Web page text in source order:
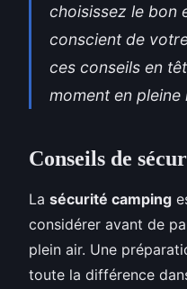
choisissez le bon
conscient de
ces conseils en
moment en
Conseils de
La sécurité camping
considérer avant de
plein air. Une
toute la différence